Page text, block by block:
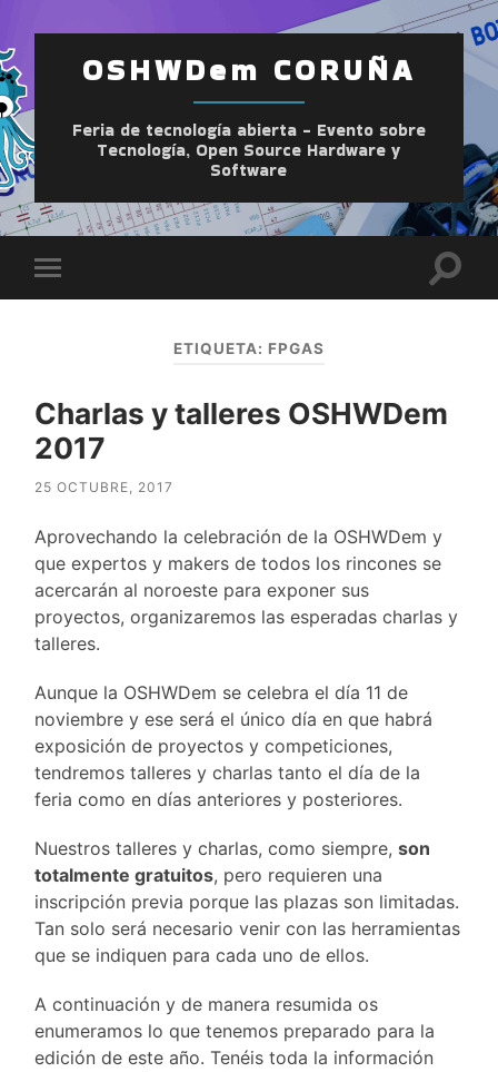
OSHWDem CORUÑA
Feria de tecnología abierta - Evento sobre
Tecnología, Open Source Hardware y
Software
el
ETIQUETA: FPGAS
Charlas y talleres OSHWDem
2017
25 OCTUBRE, 2017
Aprovechando la celebración de la OSHWDem y
que expertos y makers de todos los rincones se
acercarán al noroeste para exponer sus
proyectos, organizaremos las esperadas charlas y
talleres.
Aunque la OSHWDem se celebra el día 11 de
noviembre y ese será el único día en que habrá
exposición de proyectos y competiciones,
tendremos talleres y charlas tanto el día de la
feria como en días anteriores y posteriores.
Nuestros talleres y charlas, como siempre,son
totalmente gratuitos, pero requieren una
inscripción previa porque las plazas son limitadas.
Tan solo será necesario venir con las herramientas
que se indiquen para cada uno de ellos.
A continuación y de manera resumida os
enumeramos lo que tenemos preparado para la
edición de este año. Tenéis toda la información